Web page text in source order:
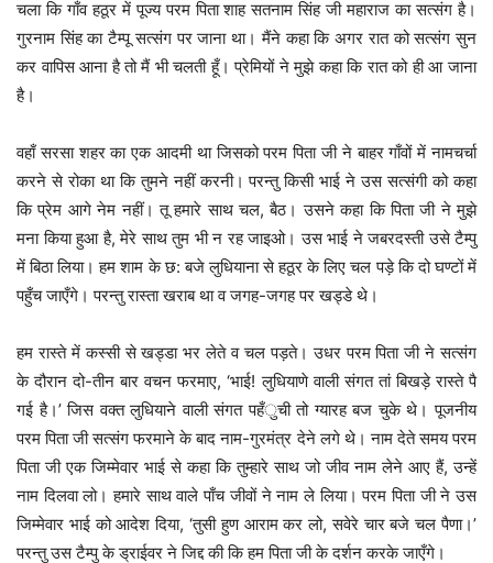
चला कि गाँव हठूर में पूज्य परम पिता शाह सतनाम सिंह जी महाराज का सत्संग है।
गुरनाम सिंह का टैम्पू सत्संग पर जाना था। मैंने कहा कि अगर रात को सत्संग सुन
कर वापिस आना है तो मैं भी चलती हूँ। प्रेमियों ने मुझे कहा कि रात को ही आ जाना
है।
वहाँ सरसा शहर का एक आदमी था जिसको परम पिता जी ने बाहर गाँवों में नामचर्चा
करने से रोका था कि तुमने नहीं करनी। परन्तु किसी भाई ने उस सत्संगी को कहा
कि प्रेम आगे नेम नहीं। तू हमारे साथ चल, बैठ। उसने कहा कि पिता जी ने मुझे
मना किया हुआ है, मेरे साथ तुम भी न रह जाइओ। उस भाई ने जबरदस्ती उसे टैम्पु
में बिठा लिया। हम शाम के छ: बजे लुधियाना से हठूर के लिए चल पड़े कि दो घण्टों में
पहुँच जाएँगे। परन्तु रास्ता खराब था व जगह-जगह पर खड्डे थे।
हम रास्ते में कस्सी से खड्डा भर लेते व चल पड़ते। उधर परम पिता जी ने सत्संग
के दौरान दो-तीन बार वचन फरमाए, ‘भाई! लुधियाणे वाली संगत तां बिखड़े रास्ते पै
गई है।’ जिस वक्त लुधियाने वाली संगत पहँुची तो ग्यारह बज चुके थे। पूजनीय
परम पिता जी सत्संग फरमाने के बाद नाम-गुरमंत्र देने लगे थे। नाम देते समय परम
पिता जी एक जिम्मेवार भाई से कहा कि तुम्हारे साथ जो जीव नाम लेने आए हैं, उन्हें
नाम दिलवा लो। हमारे साथ वाले पाँच जीवों ने नाम ले लिया। परम पिता जी ने उस
जिम्मेवार भाई को आदेश दिया, ‘तुसी हुण आराम कर लो, सवेरे चार बजे चल पैणा।’
परन्तु उस टैम्पु के ड्राईवर ने जिद्द की कि हम पिता जी के दर्शन करके जाएँगे।